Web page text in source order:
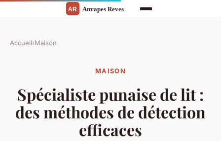
Accueil›Maison
MAISON
Spécialiste punaise de lit :
des méthodes de détection
efficaces